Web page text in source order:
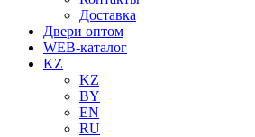
Доставка
Двери оптом
WEB-каталог
KZ
KZ
BY
EN
RU